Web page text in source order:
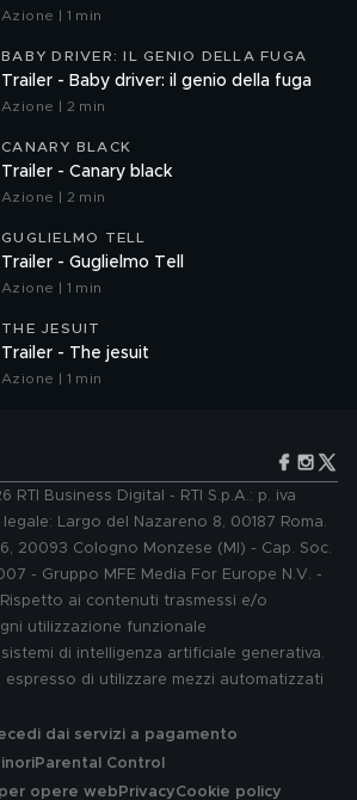
Azione | 1 min
BABY DRIVER: IL GENIO DELLA FUGA
Trailer - Baby driver: il genio della fuga
Azione | 2 min
CANARY BLACK
Trailer - Canary black
Azione | 2 min
GUGLIELMO TELL
Trailer - Guglielmo Tell
Azione | 1 min
THE JESUIT
Trailer - The jesuit
Azione | 1 min
RTI Business Digital - RTI S.p.A.: p. iva
Largo del Nazareno 8, 00187 Roma.
20093 Cologno Monzese (MI) - Cap. Soc.
- Gruppo MFE Media For Europe N.V. -
ai contenuti trasmessi e/o
utilizzazione funzionale
di intelligenza artificiale generativa.
di utilizzare mezzi automatizzati
dai servizi a pagamento
Parental Control
opere web PrivacyCookie policy